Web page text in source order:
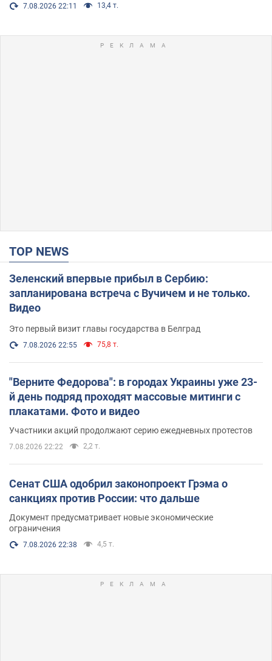
7.08.2026 22:11 13,4 т.
TOP NEWS
Зеленский впервые прибыл в Сербию:
запланирована встреча с Вучичем и не только.
Видео
Это первый визит главы государства в Белград
7.08.2026 22:55 75,8 т.
"Верните Федорова": в городах Украины уже 23-
й день подряд проходят массовые митинги с
плакатами. Фото и видео
Участники акций продолжают серию ежедневных протестов
7.08.2026 22:22 2,2 т.
Сенат США одобрил законопроект Грэма о
санкциях против России: что дальше
Документ предусматривает новые экономические
ограничения
7.08.2026 22:38 4,5 т.